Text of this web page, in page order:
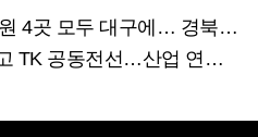
대구에… 경북은 골든타임 사각지대
전선…산업 연계형 유치 승부수